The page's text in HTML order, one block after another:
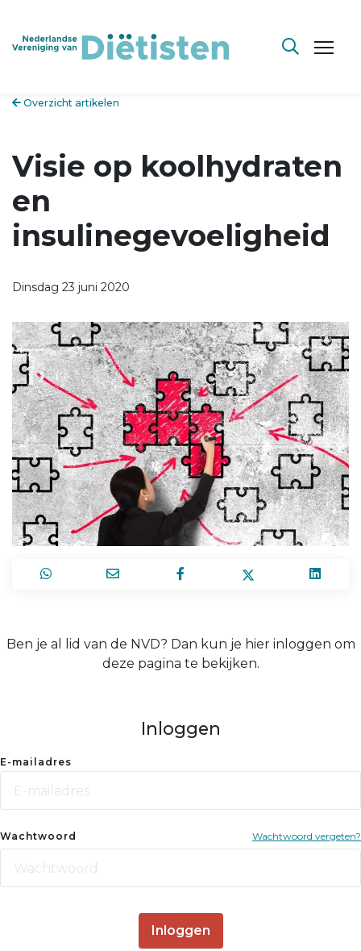
Overzicht artikelen
Visie op koolhydraten
en
insulinegevoeligheid
Dinsdag 23 juni 2020
Ben je al lid van de NVD? Dan kun je hier inloggen om
deze pagina te bekijken.
Inloggen
E-mailadres
Wachtwoord Wachtwoord vergeten?
Inloggen